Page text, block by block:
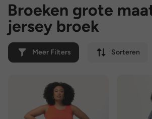
Broeken grote
jersey broek
Meer Filters Sorteren